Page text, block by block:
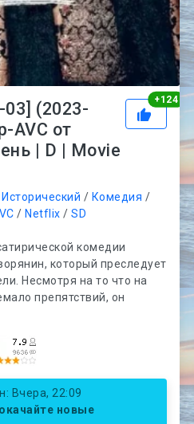
+124
03] (2023-
AVC от
| D | Movie
Исторический / Комедия /
/ Netflix /SD
комедии
который преследует
Несмотря на то что на
препятствий, он
Вчера, 22:09
новые